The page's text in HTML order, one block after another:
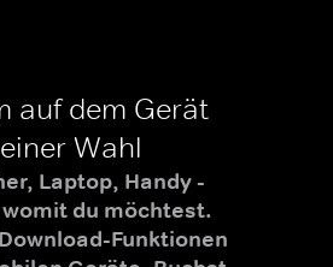
auf dem Gerät
Wahl
Laptop, Handy -
du möchtest.
Funktionen